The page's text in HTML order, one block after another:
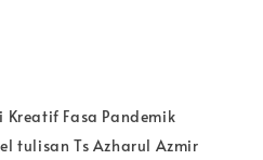
Kreatif Fasa Pandemik
tulisan Ts Azharul Azmir